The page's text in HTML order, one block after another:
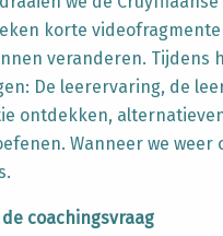
korte
veranderen. Tijdens
De leerervaring, de
ontdekken,
Wanneer we
coachingsvraag